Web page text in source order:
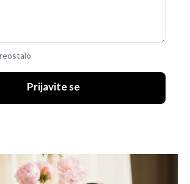
Prijavite se